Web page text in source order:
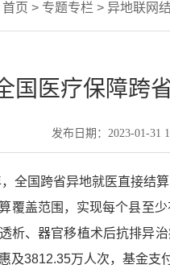
首页 > 专题专栏 > 异地联网
国医疗保障跨
发布日期：2023-01-31
全国跨省异地就医直接结
覆盖范围，实现每个县至
析、器官移植术后抗排异
及3812.35万人次，基金支